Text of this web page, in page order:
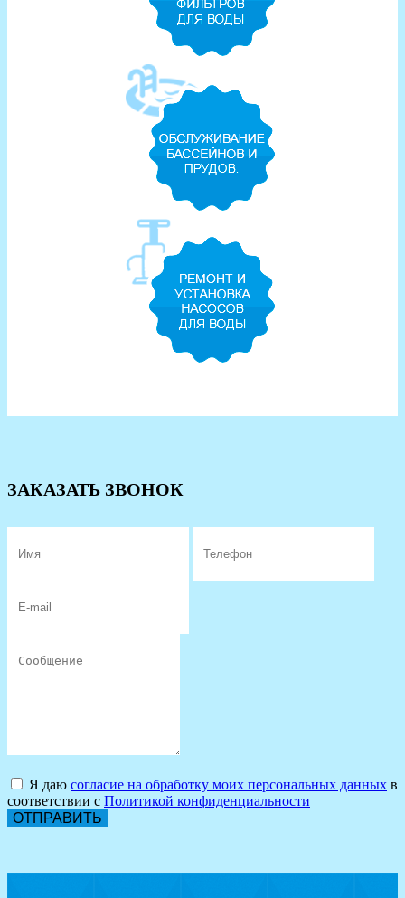
ЗАКАЗАТЬ ЗВОНОК
Я даю согласие на обработку моих персональных данных в
соответствии с Политикой конфиденциальности
ОТПРАВИТЬ